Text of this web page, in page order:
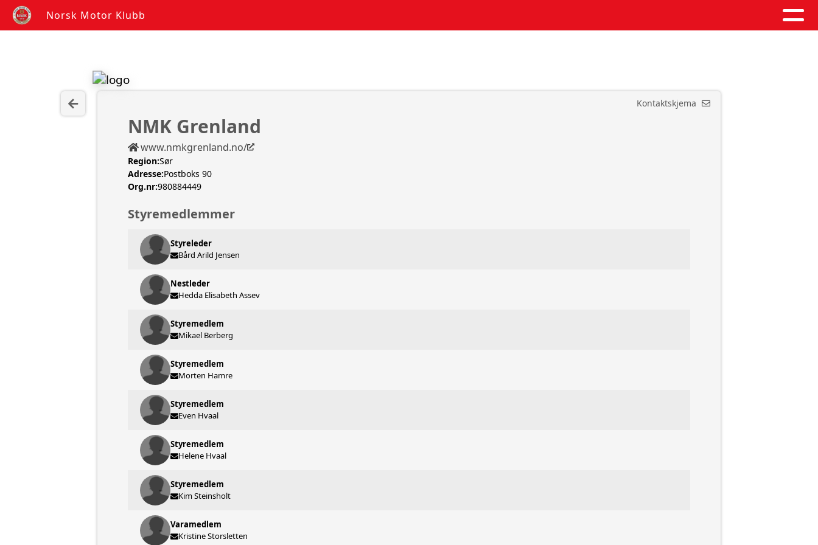
Norsk Motor Klubb
Kontaktskjema
NMK Grenland
www.nmkgrenland.no/
Region:Sør
Adresse:Postboks 90
Org.nr:980884449
Styremedlemmer
Styreleder
Bård Arild Jensen
Nestleder
Hedda Elisabeth Assev
Styremedlem
Mikael Berberg
Styremedlem
Morten Hamre
Styremedlem
Even Hvaal
Styremedlem
Helene Hvaal
Styremedlem
Kim Steinsholt
Varamedlem
Kristine Storsletten